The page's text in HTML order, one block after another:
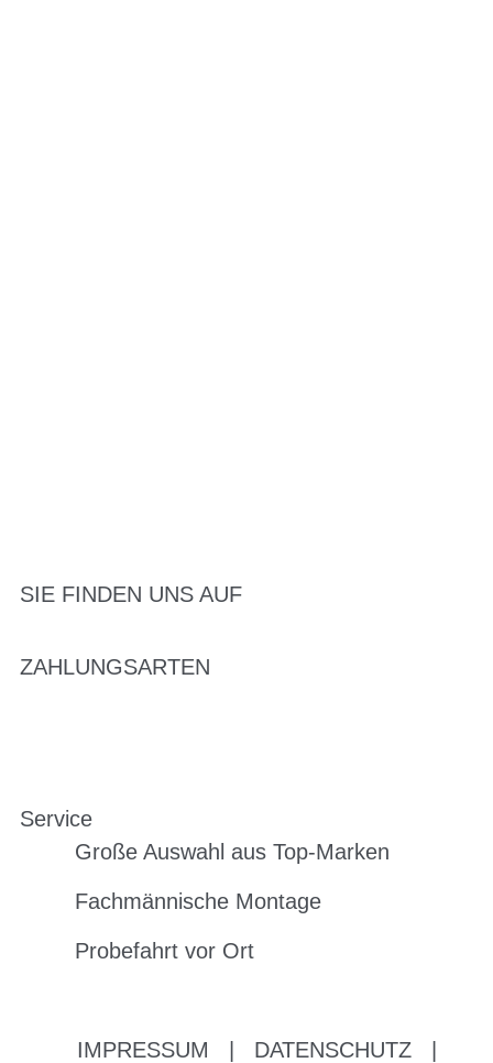
SIE FINDEN UNS AUF
ZAHLUNGSARTEN
Service
Große Auswahl aus Top-Marken
Fachmännische Montage
Probefahrt vor Ort
IMPRESSUM DATENSCHUTZ